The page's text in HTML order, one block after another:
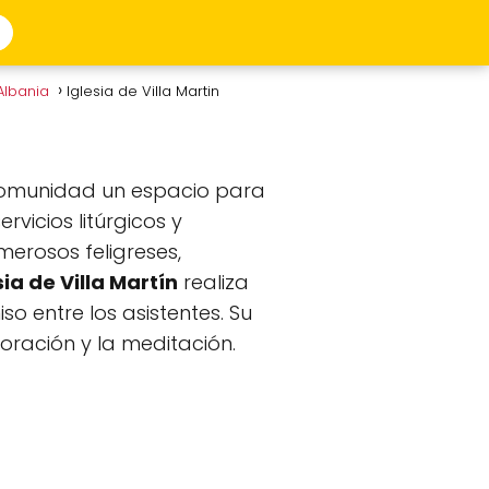
Iglesia de Villa Martin
un espacio para
litúrgicos y
feligreses,
de Villa Martín realiza
entre los asistentes. Su
y la meditación.